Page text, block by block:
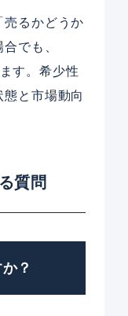
売るかどうか
でも、
す。希少性
と市場動向
質問
？